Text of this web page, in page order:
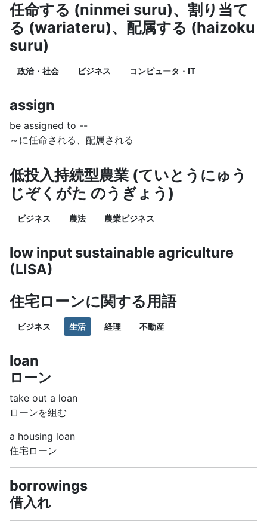
任命する (ninmei suru)、割り当て
る (wariateru)、配属する (haizoku
suru)
政治・社会 ビジネス コンピュータ・IT
assign
be assigned to --
～に任命される、配属される
低投入持続型農業 (ていとうにゅう
じぞくがた のうぎょう)
ビジネス 農法 農業ビジネス
low input sustainable agriculture
(LISA)
住宅ローンに関する用語
ビジネス 生活 経理 不動産
loan
ローン
take out a loan
ローンを組む
a housing loan
住宅ローン
borrowings
借入れ